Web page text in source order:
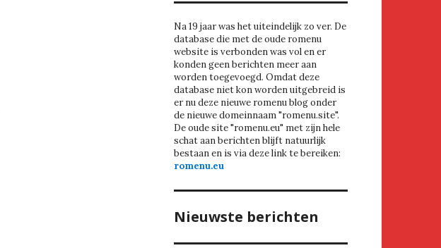
Na 19 jaar was het uiteindelijk zo ver. De
database die met de oude romenu
website is verbonden was vol en er
konden geen berichten meer aan
worden toegevoegd. Omdat deze
database niet kon worden uitgebreid is
er nu deze nieuwe romenu blog onder
de nieuwe domeinnaam "romenu.site".
De oude site "romenu.eu" met zijn hele
schat aan berichten blijft natuurlijk
bestaan en is via deze link te bereiken:
romenu.eu
Nieuwste berichten